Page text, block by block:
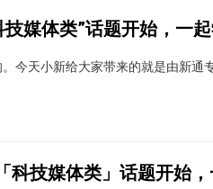
媒体类”话题开始，一
今天小新给大家带来的就是由新